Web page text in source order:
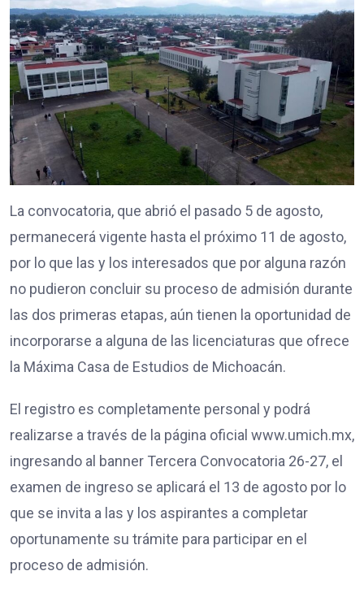
La convocatoria, que abrió el pasado 5 de agosto,
permanecerá vigente hasta el próximo 11 de agosto,
por lo que las y los interesados que por alguna razón
no pudieron concluir su proceso de admisión durante
las dos primeras etapas, aún tienen la oportunidad de
incorporarse a alguna de las licenciaturas que ofrece
la Máxima Casa de Estudios de Michoacán.
El registro es completamente personal y podrá
realizarse a través de la página oficial www.umich.mx,
ingresando al banner Tercera Convocatoria 26-27, el
examen de ingreso se aplicará el 13 de agosto por lo
que se invita a las y los aspirantes a completar
oportunamente su trámite para participar en el
proceso de admisión.